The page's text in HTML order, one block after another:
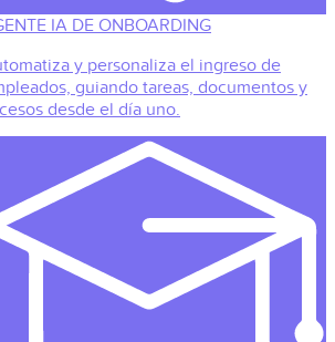
IA DE ONBOARDING
y personaliza el ingreso de
guiando tareas, documentos y
desde el día uno.